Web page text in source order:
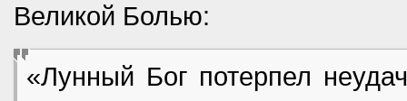
Великой Болью:
«Лунный Бог потерпел